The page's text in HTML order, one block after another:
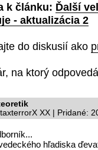
k článku: Ďalší
- aktualizácia 2
do diskusií ako
na ktorý
XX | Pridané:
hľadiska